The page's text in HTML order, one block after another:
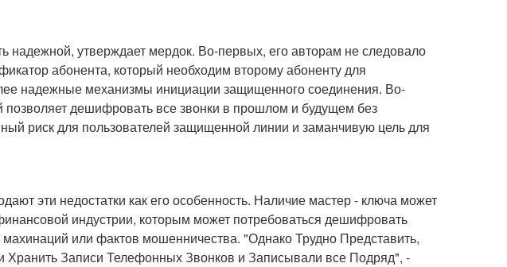
надежной, утверждает мердок. Во-первых, его авторам не следовало
абонента, который необходим второму абоненту для
надежные механизмы инициации защищенного соединения. Во-
позволяет дешифровать все звонки в прошлом и будущем без
риск для пользователей защищенной линии и заманчивую цель для
эти недостатки как его особенность. Наличие мастер - ключа может
индустрии, которым может потребоваться дешифровать
или фактов мошенничества. "Однако Трудно Представить,
Записи Телефонных Звонков и Записывали все Подряд", -